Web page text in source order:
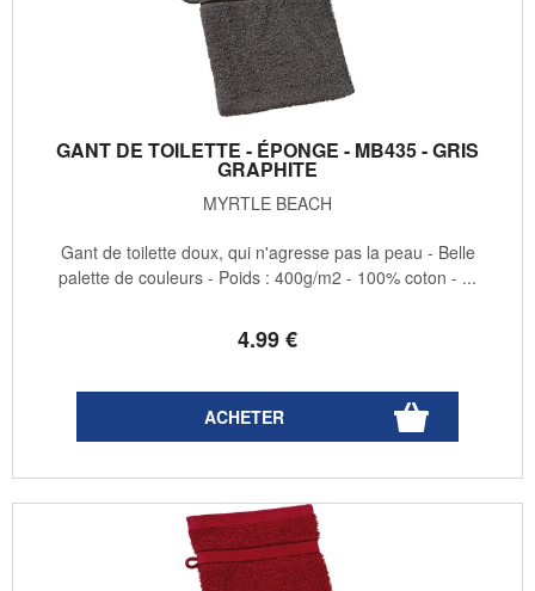
GANT DE TOILETTE - ÉPONGE - MB435 - GRIS
GRAPHITE
MYRTLE BEACH
4.99€
Gant de toilette doux, qui n'agresse pas la peau - Belle
palette de couleurs - Poids : 400g/m2 - 100% coton - ...